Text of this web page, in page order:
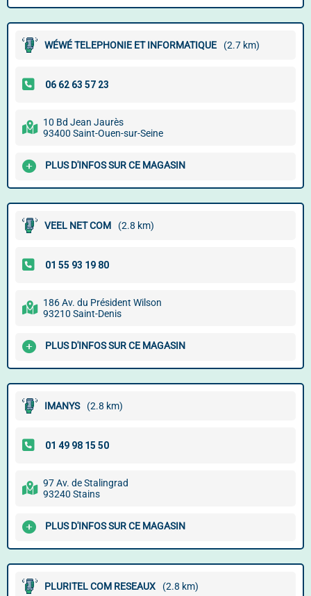
WÉWÉ TELEPHONIE ET INFORMATIQUE (2.7 km)
10 Bd Jean Jaurès
93400 Saint-Ouen-sur-Seine
PLUS D'INFOS SUR CE MAGASIN
VEEL NET COM (2.8 km)
186 Av. du Président Wilson
93210 Saint-Denis
PLUS D'INFOS SUR CE MAGASIN
IMANYS (2.8 km)
97 Av. de Stalingrad
93240 Stains
PLUS D'INFOS SUR CE MAGASIN
PLURITEL COM RESEAUX (2.8 km)